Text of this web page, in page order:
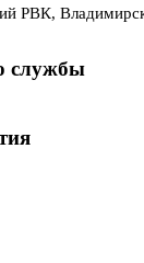
РВК,
службы